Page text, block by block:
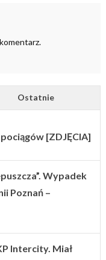
Ostatnie
[ZDJĘCIA]
Wypadek
Poznań –
Intercity. Miał